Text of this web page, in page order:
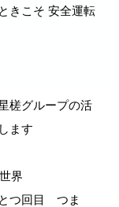
きこそ 安全運転
槎グループの活
ます
界
つ回目 つま